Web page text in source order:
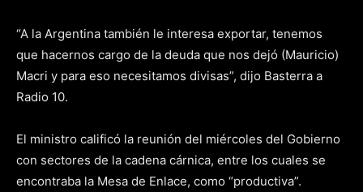
“A la Argentina también le interesa exportar, tenemos
que hacernos cargo de la deuda que nos dejó (Mauricio)
Macri y para eso necesitamos divisas”, dijo Basterra a
Radio 10.
El ministro calificó la reunión del miércoles del Gobierno
con sectores de la cadena cárnica, entre los cuales se
encontraba la Mesa de Enlace, como “productiva”.